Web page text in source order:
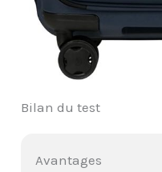
Bilan du test
Avantages